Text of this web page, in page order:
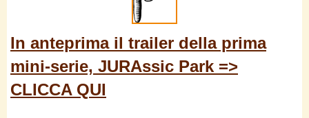
In anteprima il trailer della prima
mini-serie, JURAssic Park =>
CLICCA QUI